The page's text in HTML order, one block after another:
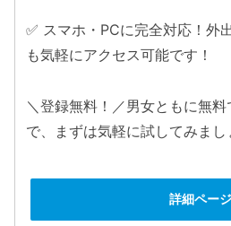
✅ スマホ・PCに完全対応！外
も気軽にアクセス可能です！
＼登録無料！／男女ともに無
で、まずは気軽に試してみまし
詳細ページ